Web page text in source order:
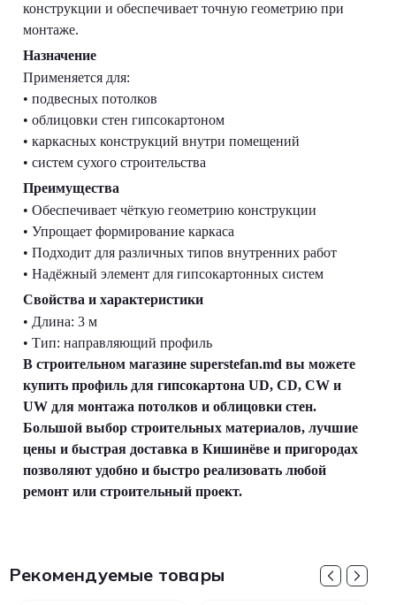
конструкции и обеспечивает точную геометрию при
монтаже.
Назначение
Применяется для:
• подвесных потолков
• облицовки стен гипсокартоном
• каркасных конструкций внутри помещений
• систем сухого строительства
Преимущества
• Обеспечивает чёткую геометрию конструкции
• Упрощает формирование каркаса
• Подходит для различных типов внутренних работ
• Надёжный элемент для гипсокартонных систем
Свойства и характеристики
• Длина: 3 м
• Тип: направляющий профиль
В строительном магазине superstefan.md вы можете
купить профиль для гипсокартона UD, CD, CW и
UW для монтажа потолков и облицовки стен.
Большой выбор строительных материалов, лучшие
цены и быстрая доставка в Кишинёве и пригородах
позволяют удобно и быстро реализовать любой
ремонт или строительный проект.
Рекомендуемые товары